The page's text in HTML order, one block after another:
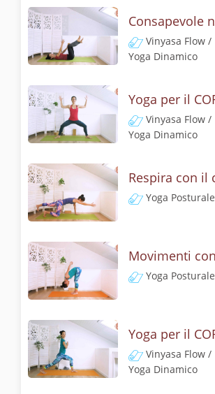
Vinyasa Flow /
Yoga Dinamico
Vinyasa Flow /
Yoga Dinamico
Yoga Posturale
Yoga Posturale
Vinyasa Flow /
Yoga Dinamico